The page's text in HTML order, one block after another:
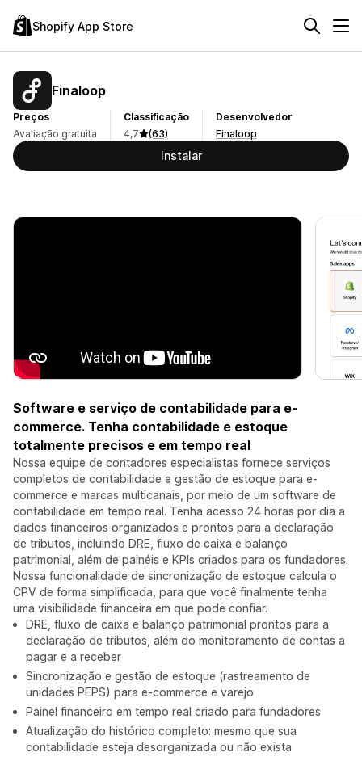
Shopify App Store
Finaloop
Preços
Avaliação gratuita
Classificação
4,7
(63)
Desenvolvedor
Finaloop
Instalar
Software e serviço de contabilidade para e-
commerce. Tenha contabilidade e estoque
totalmente precisos e em tempo real
Nossa equipe de contadores especialistas fornece serviços
completos de contabilidade e gestão de estoque para e-
commerce e marcas multicanais, por meio de um software de
contabilidade em tempo real. Tenha acesso 24 horas por dia a
dados financeiros organizados e prontos para a declaração
de tributos, incluindo DRE, fluxo de caixa e balanço
patrimonial, além de painéis e KPIs criados para os fundadores.
Nossa funcionalidade de sincronização de estoque calcula o
CPV de forma simplificada, para que você finalmente tenha
uma visibilidade financeira em que pode confiar.
DRE, fluxo de caixa e balanço patrimonial prontos para a
declaração de tributos, além do monitoramento de contas a
pagar e a receber
Sincronização e gestão de estoque (rastreamento de
unidades PEPS) para e-commerce e varejo
Painel financeiro em tempo real criado para fundadores
Atualização do histórico completo: mesmo que sua
contabilidade esteja desorganizada ou não exista